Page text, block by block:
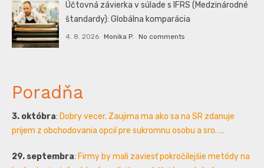
Účtovná závierka v súlade s IFRS (Medzinárodné
štandardy): Globálna komparácia
4. 8. 2026 Monika P. No comments
Poradňa
3. októbra: Dobry vecer. Zaujima ma ako sa na SR zdanuje
prijem z obchodovania opcií pre sukromnu osobu a sro. ...
29. septembra: Firmy by mali zaviesť pokročilejšie metódy na